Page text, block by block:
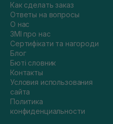
Как сделать заказ
Ответы на вопросы
О нас
ЗМІ про нас
Сертифікати та нагороди
Блог
Бюті словник
Контакты
Условия использования
сайта
Политика
конфиденциальности